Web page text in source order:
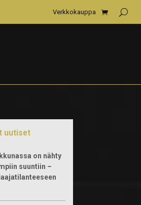
Verkkokauppa
uutiset
on nähty
suuntiin –